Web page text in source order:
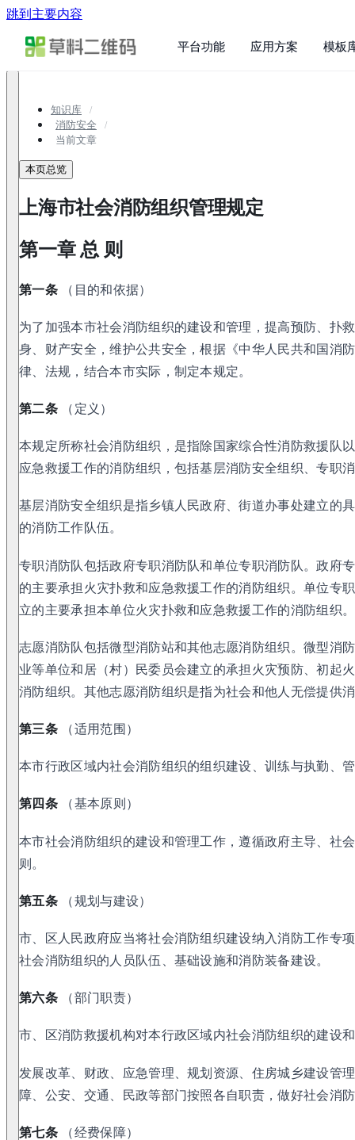
跳到主要内容
平台功能 应用方案 模板
知识库
消防安全
当前文章
本页总览
上海市社会消防组织管理规定
第一章 总 则
第一条（目的和依据）
为了加强本市社会消防组织的建设和管理，提高预防、扑
身、财产安全，维护公共安全，根据《中华人民共和国消
律、法规，结合本市实际，制定本规定。
第二条（定义）
本规定所称社会消防组织，是指除国家综合性消防救援队
应急救援工作的消防组织，包括基层消防安全组织、专职
基层消防安全组织是指乡镇人民政府、街道办事处建立的
的消防工作队伍。
专职消防队包括政府专职消防队和单位专职消防队。政府
的主要承担火灾扑救和应急救援工作的消防组织。单位专
立的主要承担本单位火灾扑救和应急救援工作的消防组织。
志愿消防队包括微型消防站和其他志愿消防组织。微型消
业等单位和居（村）民委员会建立的承担火灾预防、初起
消防组织。其他志愿消防组织是指为社会和他人无偿提供
第三条（适用范围）
本市行政区域内社会消防组织的组织建设、训练与执勤、
第四条（基本原则）
本市社会消防组织的建设和管理工作，遵循政府主导、社
则。
第五条（规划与建设）
市、区人民政府应当将社会消防组织建设纳入消防工作专
社会消防组织的人员队伍、基础设施和消防装备建设。
第六条（部门职责）
市、区消防救援机构对本行政区域内社会消防组织的建设
发展改革、财政、应急管理、规划资源、住房城乡建设管
障、公安、交通、民政等部门按照各自职责，做好社会消
第七条（经费保障）